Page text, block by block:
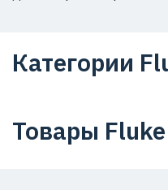
Категории
Товары Fluke